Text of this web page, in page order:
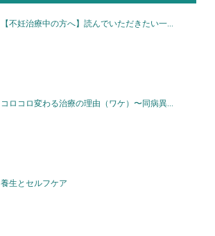
【不妊治療中の方へ】読んでいただきたい一...
コロコロ変わる治療の理由（ワケ）〜同病異...
養生とセルフケア